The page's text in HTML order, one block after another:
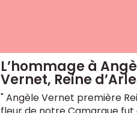
L’hommage à
Vernet, Reine
" Angèle Vernet première